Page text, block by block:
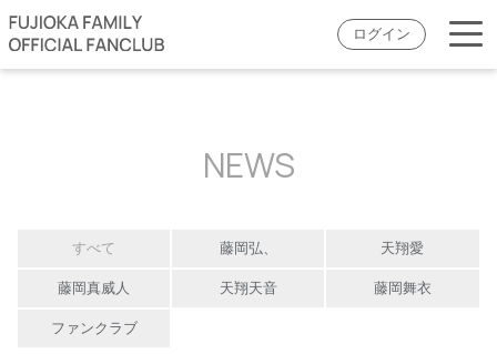
ログイン
NEWS
すべて 藤岡弘、 天翔愛
藤岡真威人 天翔天音 藤岡舞衣
ファンクラブ